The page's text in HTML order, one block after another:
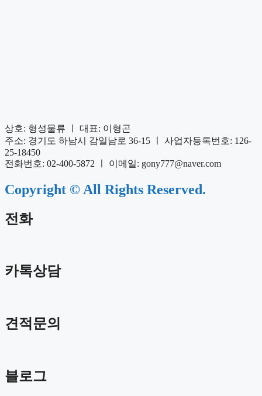
상호: 형성물류 ㅣ 대표: 이형곤
주소: 경기도 하남시 감일남로 36-15 ㅣ 사업자등록번호: 126-
25-18450
전화번호: 02-400-5872 ㅣ 이메일: gony777@naver.com
Copyright © All Rights Reserved.
전화
카톡상담
견적문의
블로그